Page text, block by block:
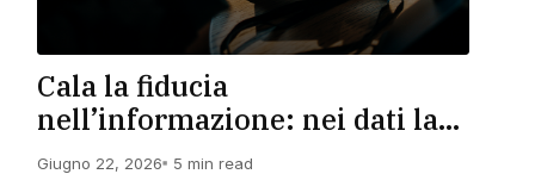
Cala la fiducia
nell’informazione: nei dati la
via d’uscita
Giugno 22, 2026 5 min read